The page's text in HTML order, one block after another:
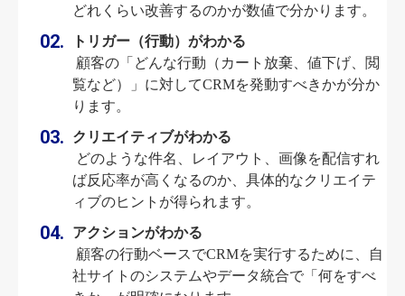
どれくらい改善するのかが数値で分かります。
トリガー（行動）がわかる
顧客の「どんな行動（カート放棄、値下げ、閲
覧など）」に対してCRMを発動すべきかが分か
ります。
クリエイティブがわかる
どのような件名、レイアウト、画像を配信すれ
ば反応率が高くなるのか、具体的なクリエイテ
ィブのヒントが得られます。
アクションがわかる
顧客の行動ベースでCRMを実行するために、自
社サイトのシステムやデータ統合で「何をすべ